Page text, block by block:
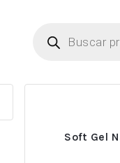
productos
Soft Gel